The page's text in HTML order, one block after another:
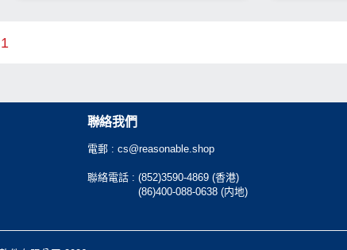
1
聯絡我們
電郵 : cs@reasonable.shop
聯絡電話 : (852)3590-4869 (香港)
(86)400-088-0638 (内地)